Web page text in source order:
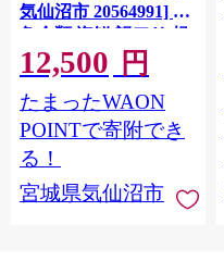
気仙沼市 20564991] 鮭
魚介類 海鮮 訳アリ 規
格外 不揃い さけ サケ
鮭切身 シャケ 切り身
冷凍 家庭用 おかず 弁
当 支援 サーモン 銀鮭
切り身 魚 わけあり
12,500 円
たまったWAON
POINTで寄附でき
る！
宮城県気仙沼市